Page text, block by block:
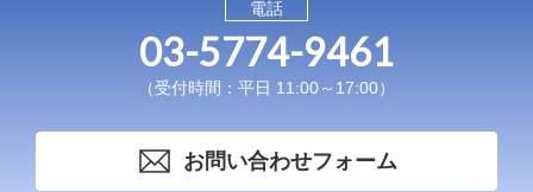
電話
03-5774-9461
（受付時間：平日 11:00～17:00）
お問い合わせフォーム